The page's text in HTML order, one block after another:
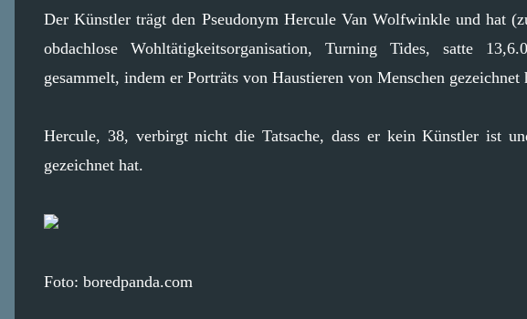
Der Künstler trägt den Pseudonym Hercule Van Wolfwinkle und hat
obdachlose Wohltätigkeitsorganisation, Turning Tides, satte
gesammelt, indem er Porträts von Haustieren von Menschen gezeichnet
Hercule, 38, verbirgt nicht die Tatsache, dass er kein Künstler ist
gezeichnet hat.
Foto: boredpanda.com